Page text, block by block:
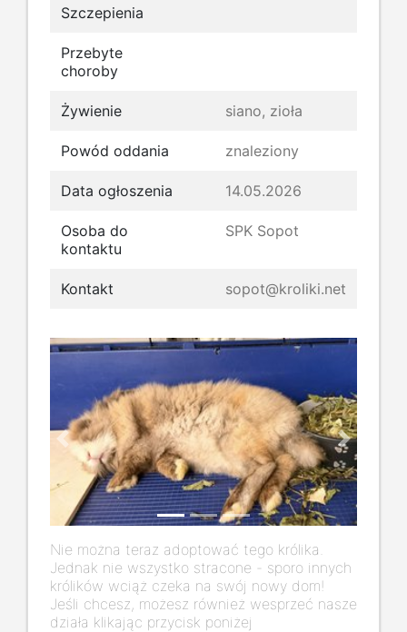
Szczepienia
Przebyte
choroby
Żywienie siano, zioła
Powód oddania znaleziony
Data ogłoszenia 14.05.2026
Osoba do
kontaktu
SPK Sopot
Kontakt sopot@kroliki.net
Previous Next
Nie można teraz adoptować tego królika.
Jednak nie wszystko stracone - sporo innych
królików wciąż czeka na swój nowy dom!
Jeśli chcesz, możesz również wesprzeć nasze
działa klikając przycisk poniżej